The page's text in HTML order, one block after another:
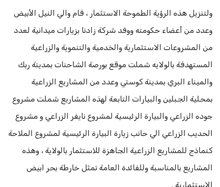
ولتنزيل هذه الرؤية الطموحة الاستثمار ، قام والي النيل الأبيض
وعدد من أعضاء حكومته ووفد شركة زادنا بزيارات ميدانية لعدد
من المشروعات الاستثمارية والخدمية والتنموية والزراعية
المستهدفة بالولايه شملت موقع بورصة الشاحنات بمدينة ربك
والميناء البري بمدينة كوستي وعدد من المشاريع الزراعية
بمحلية الجبلين والبيارات التابعة لهذه المشاريع شملت مشروع
جوده الزراعي والبيارة الرئيسية لمشروع نايفر الزراعي و مشروع
الحديب الزراعي الي حانب زيارة البيارة الرئيسية لمشروع الملاحة
كنماذج للمشاريع الزراعية الجاهزة للاستثمار بالولاية ، وهذه
المشاريع بالمناسبة وللفائدة العامة تمثل خارطة بحر ابيض
الاستثمارية .